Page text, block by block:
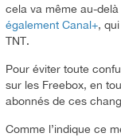
cela va même au-delà
également Canal+,
TNT.
Pour éviter toute
sur les Freebox, en
abonnés de ces
Comme l’indique ce